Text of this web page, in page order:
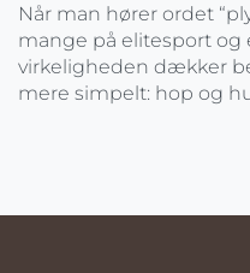
Når man hører ordet
mange på elitesport og
virkeligheden dækker
mere simpelt: hop og